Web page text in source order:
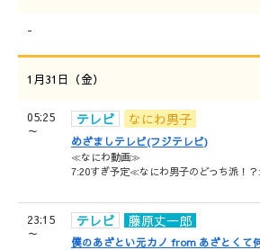
-
1月31日（金）
05:25
～
テレビ なにわ男子
めざましテレビ(フジテレビ)
≪なにわ動画≫
7:20すぎ予定≪なにわ男子のどっち派！
23:15
～
テレビ 藤原丈一郎
僕のあざとい元カノ from あざとくて